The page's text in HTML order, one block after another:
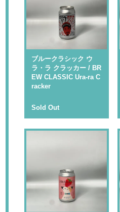
ブルークラシック ウ
ラ・ラ クラッカー / BR
EW CLASSIC Ura-ra C
racker
Sold Out